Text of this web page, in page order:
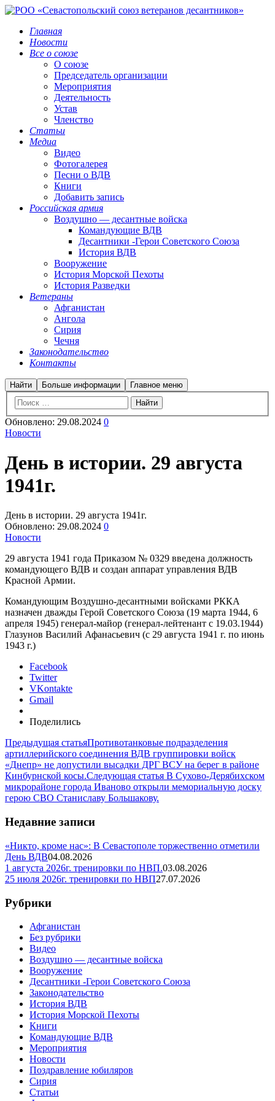
Главная
Новости
Все о союзе
О союзе
Председатель организации
Мероприятия
Деятельность
Устав
Членство
Статьи
Медиа
Видео
Фотогалерея
Песни о ВДВ
Книги
Добавить запись
Российская армия
Воздушно — десантные войска
Командующие ВДВ
Десантники -Герои Советского Союза
История ВДВ
Вооружение
История Морской Пехоты
История Разведки
Ветераны
Афганистан
Ангола
Сирия
Чечня
Законодательство
Контакты
Найти Больше информации Главное меню
Обновлено: 29.08.2024 0
Новости
День в истории. 29 августа
1941г.
День в истории. 29 августа 1941г.
Обновлено: 29.08.2024 0
Новости
29 августа 1941 года Приказом № 0329 введена должность
командующего ВДВ и создан аппарат управления ВДВ
Красной Армии.
Командующим Воздушно-десантными войсками РККА
назначен дважды Герой Советского Союза (19 марта 1944, 6
апреля 1945) генерал-майор (генерал-лейтенант с 19.03.1944)
Глазунов Василий Афанасьевич (с 29 августа 1941 г. по июнь
1943 г.)
Facebook
Twitter
VKontakte
Gmail
Поделились
Предыдущая статьяПротивотанковые подразделения
артиллерийского соединения ВДВ группировки войск
«Днепр» не допустили высадки ДРГ ВСУ на берег в районе
Кинбурнской косы.Следующая статья В Сухово-Дерябихском
микрорайоне города Иваново открыли мемориальную доску
герою СВО Станиславу Большакову.
Недавние записи
«Никто, кроме нас»: В Севастополе торжественно отметили
День ВДВ04.08.2026
1 августа 2026г. тренировки по НВП.03.08.2026
25 июля 2026г. тренировки по НВП27.07.2026
Рубрики
Афганистан
Без рубрики
Видео
Воздушно — десантные войска
Вооружение
Десантники -Герои Советского Союза
Законодательство
История ВДВ
История Морской Пехоты
Книги
Командующие ВДВ
Мероприятия
Новости
Поздравление юбиляров
Сирия
Статьи